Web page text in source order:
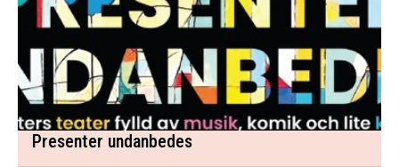
Presenter undanbedes